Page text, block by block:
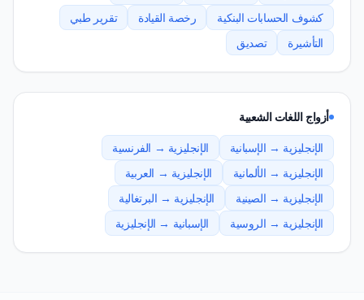
كشوف الحسابات البنكية
رخصة القيادة
تقرير طبي
التأشيرة
تصديق
أزواج اللغات الشعبية
الإنجليزية → الإسبانية
الإنجليزية → الفرنسية
الإنجليزية → الألمانية
الإنجليزية → العربية
الإنجليزية → الصينية
الإنجليزية → البرتغالية
الإنجليزية → الروسية
الإسبانية → الإنجليزية